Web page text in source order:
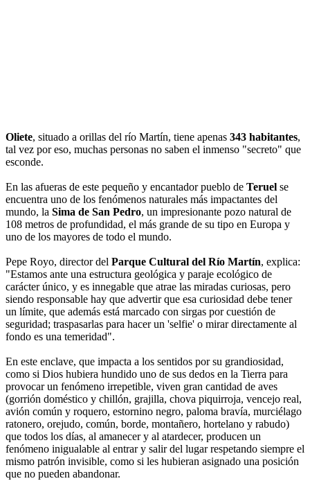
Oliete, situado a orillas del río Martín, tiene apenas 343 habitantes,
tal vez por eso, muchas personas no saben el inmenso "secreto" que
esconde.
En las afueras de este pequeño y encantador pueblo de Teruel se
encuentra uno de los fenómenos naturales más impactantes del
mundo, la Sima de San Pedro, un impresionante pozo natural de
108 metros de profundidad, el más grande de su tipo en Europa y
uno de los mayores de todo el mundo.
Pepe Royo, director del Parque Cultural del Río Martín, explica:
"Estamos ante una estructura geológica y paraje ecológico de
carácter único, y es innegable que atrae las miradas curiosas, pero
siendo responsable hay que advertir que esa curiosidad debe tener
un límite, que además está marcado con sirgas por cuestión de
seguridad; traspasarlas para hacer un 'selfie' o mirar directamente al
fondo es una temeridad".
En este enclave, que impacta a los sentidos por su grandiosidad,
como si Dios hubiera hundido uno de sus dedos en la Tierra para
provocar un fenómeno irrepetible, viven gran cantidad de aves
(gorrión doméstico y chillón, grajilla, chova piquirroja, vencejo real,
avión común y roquero, estornino negro, paloma bravía, murciélago
ratonero, orejudo, común, borde, montañero, hortelano y rabudo)
que todos los días, al amanecer y al atardecer, producen un
fenómeno inigualable al entrar y salir del lugar respetando siempre el
mismo patrón invisible, como si les hubieran asignado una posición
que no pueden abandonar.